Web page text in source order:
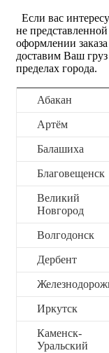
Если вас
не
оформлении
доставим Ваш
пределах города.
Абакан
Артём
Балашиха
Благовещенск
Великий
Новгород
Волгодонск
Дербент
Иркутск
Каменск-
Уральский